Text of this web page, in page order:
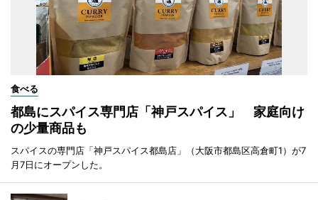
食べる
都島にスパイス専門店「神戸スパイス」 家庭向け
の少量商品も
スパイスの専門店「神戸スパイス都島店」（大阪市都島区高倉町1）が7
月7日にオープンした。